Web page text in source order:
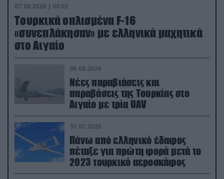
07.08.2026 | 00:02
Τουρκικά οπλισμένα F-16
«συνεπλάκησαν» με ελληνικά μαχητικά
στο Αιγαίο
06.08.2026
Νέες παραβιάσεις και
παραβάσεις της Τουρκίας στο
Αιγαίο με τρία UAV
31.07.2026
Πάνω από ελληνικό έδαφος
πέταξε για πρώτη φορά μετά το
2023 τουρκικό αεροσκάφος